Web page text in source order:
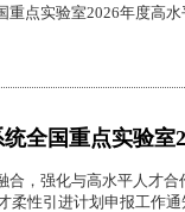
重点实验室2026年度高
全国重点实验
合，强化与高水平人才
柔性引进计划申报工作